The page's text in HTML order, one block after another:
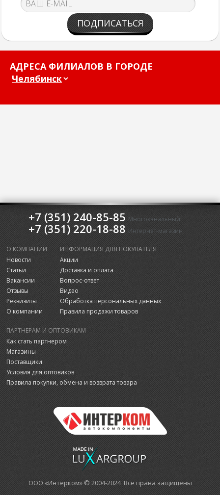
ПОДПИСАТЬСЯ
АДРЕСА ФИЛИАЛОВ В ГОРОДЕ
+7 (351) 240-85-85 Многоканальный
+7 (351) 220-18-88 Интернет-магазин
О КОМПАНИИ
Новости
Статьи
Вакансии
Отзывы
Реквизиты
О компании
ИНФОРМАЦИЯ ДЛЯ ПОКУПАТЕЛЯ
Акции
Доставка и оплата
Вопрос-ответ
Видео
Обработка персональных данных
Правила продажи товаров
ПАРТНЕРАМ И ОПТОВИКАМ
Как стать партнером
Магазины
Поставщики
Условия для оптовиков
Правила покупки, обмена и возврата товара
ООО «Интерком» © 2004-2024 Все права защищены